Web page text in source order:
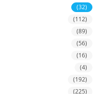
(32)
(112)
(89)
(56)
(16)
(4)
(192)
(225)